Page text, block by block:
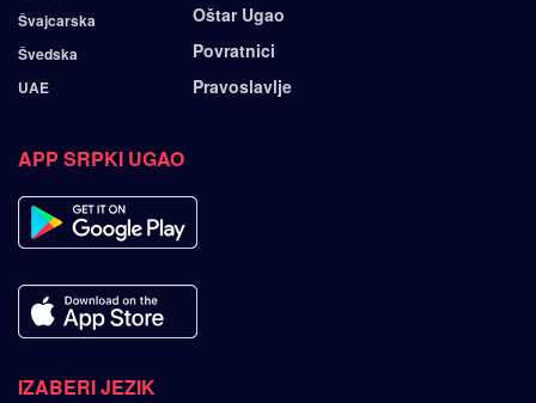
Švajcarska
Švedska
UAE
Oštar Ugao
Povratnici
Pravoslavlje
APP SRPKI UGAO
IZABERI JEZIK